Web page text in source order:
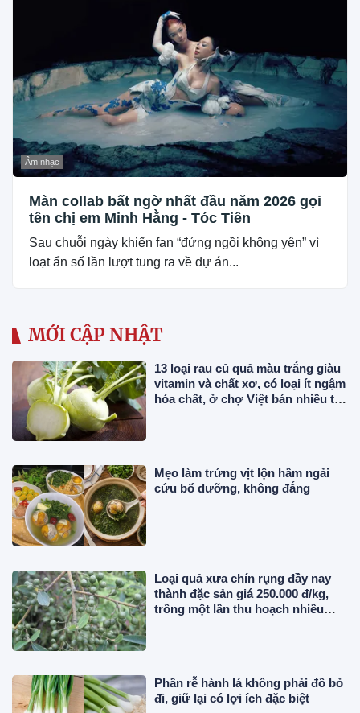
Âm nhạc
Màn collab bất ngờ nhất đầu năm 2026 gọi
tên chị em Minh Hằng - Tóc Tiên
Sau chuỗi ngày khiến fan “đứng ngồi không yên” vì
loạt ẩn số lần lượt tung ra về dự án...
MỚI CẬP NHẬT
13 loại rau củ quả màu trắng giàu
vitamin và chất xơ, có loại ít ngậm
hóa chất, ở chợ Việt bán nhiều từ
Mẹo làm trứng vịt lộn hầm ngải
cứu bổ dưỡng, không đắng
Loại quả xưa chín rụng đầy nay
thành đặc sản giá 250.000 đ/kg,
trồng một lần thu hoạch nhiều
Phần rễ hành lá không phải đồ bỏ
đi, giữ lại có lợi ích đặc biệt